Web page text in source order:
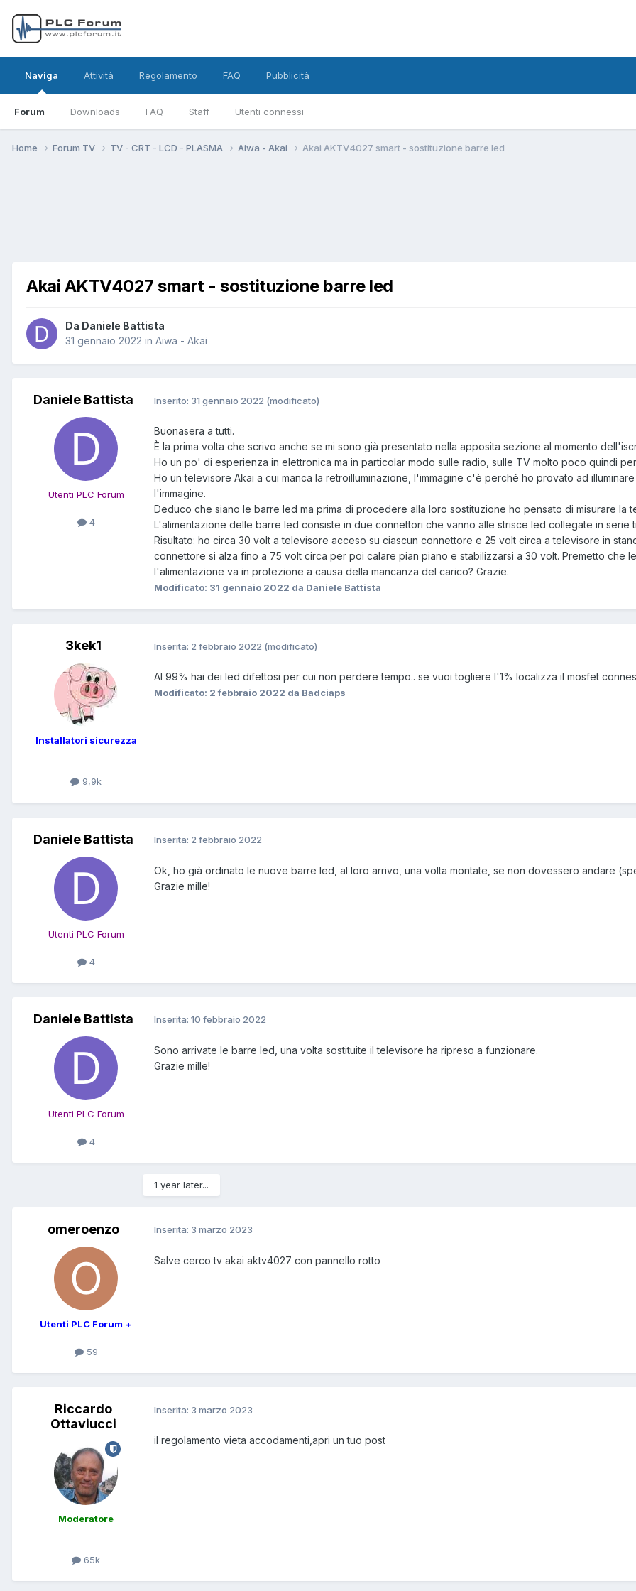
Naviga
Forum Downloads FAQ Staff Utenti connessi
Attività Regolamento FAQ Pubblicità
Home Forum TV TV - CRT - LCD - PLASMA Aiwa - Akai Akai AKTV4027 smart - sostituzione barre led
Akai AKTV4027 smart - sostituzione barre led
Da Daniele Battista
31 gennaio 2022 in Aiwa - Akai
Daniele Battista
Utenti PLC Forum
4
Inserito: 31 gennaio 2022 (modificato)
Buonasera a tutti.
È la prima volta che scrivo anche se mi sono già presentato nella apposita sezione al momento
Ho un po' di esperienza in elettronica ma in particolar modo sulle radio, sulle TV molto poco quindi
Ho un televisore Akai a cui manca la retroilluminazione, l'immagine c'è perché ho provato ad
l'immagine.
Deduco che siano le barre led ma prima di procedere alla loro sostituzione ho pensato di misurare la
L'alimentazione delle barre led consiste in due connettori che vanno alle strisce led collegate in serie
Risultato: ho circa 30 volt a televisore acceso su ciascun connettore e 25 volt circa a televisore in
connettore si alza fino a 75 volt circa per poi calare pian piano e stabilizzarsi a 30 volt. Premetto che
l'alimentazione va in protezione a causa della mancanza del carico? Grazie.
Modificato: 31 gennaio 2022 da Daniele Battista
3kek1
Installatori sicurezza
9,9k
Inserita: 2 febbraio 2022 (modificato)
Al 99% hai dei led difettosi per cui non perdere tempo.. se vuoi togliere l'1% localizza il mosfet
Modificato: 2 febbraio 2022 da Badciaps
Daniele Battista
Utenti PLC Forum
4
Inserita: 2 febbraio 2022
Ok, ho già ordinato le nuove barre led, al loro arrivo, una volta montate, se non dovessero andare
Grazie mille!
Daniele Battista
Utenti PLC Forum
4
Inserita: 10 febbraio 2022
Sono arrivate le barre led, una volta sostituite il televisore ha ripreso a funzionare.
Grazie mille!
1 year later...
omeroenzo
Utenti PLC Forum +
59
Inserita: 3 marzo 2023
Salve cerco tv akai aktv4027 con pannello rotto
Riccardo
Ottaviucci
Moderatore
65k
Inserita: 3 marzo 2023
il regolamento vieta accodamenti,apri un tuo post